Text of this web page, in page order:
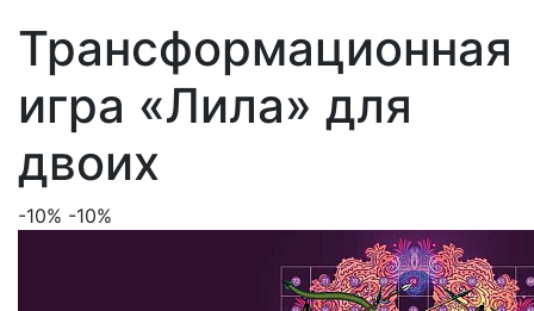
Трансформационная
игра «Лила» для
двоих
-10% -10%